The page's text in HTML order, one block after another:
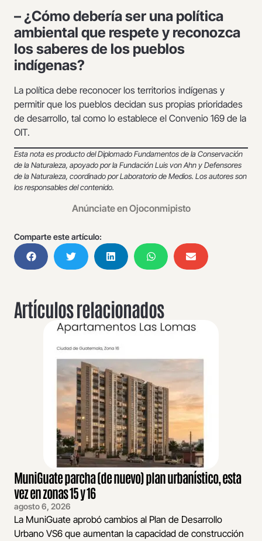
– ¿Cómo debería ser una política
ambiental que respete y reconozca
los saberes de los pueblos
indígenas?
La política debe reconocer los territorios indígenas y
permitir que los pueblos decidan sus propias prioridades
de desarrollo, tal como lo establece el Convenio 169 de la
OIT.
Esta notaes producto del Diplomado Fundamentos de la Conservación
de la Naturaleza, apoyado por la Fundación Luis von Ahn y Defensores
de la Naturaleza, coordinado por Laboratorio de Medios. Los autores son
los responsables del contenido.
Anúnciate en Ojoconmipisto
Comparte este artículo:
Artículos relacionados
MuniGuate parcha (de nuevo) plan urbanístico, esta
vez en zonas 15 y 16
agosto 6, 2026
La MuniGuate aprobó cambios al Plan de Desarrollo
Urbano VS6 que aumentan la capacidad de construcción